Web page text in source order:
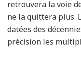
retrouvera la voie
ne la quittera plus.
datées des
précision les